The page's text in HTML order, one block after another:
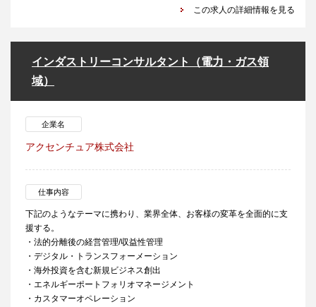
この求人の詳細情報を見る
インダストリーコンサルタント（電力・ガス領
域）
企業名
アクセンチュア株式会社
仕事内容
下記のようなテーマに携わり、業界全体、お客様の変革を全面的に支
援する。
・法的分離後の経営管理/収益性管理
・デジタル・トランスフォーメーション
・海外投資を含む新規ビジネス創出
・エネルギーポートフォリオマネージメント
・カスタマーオペレーション